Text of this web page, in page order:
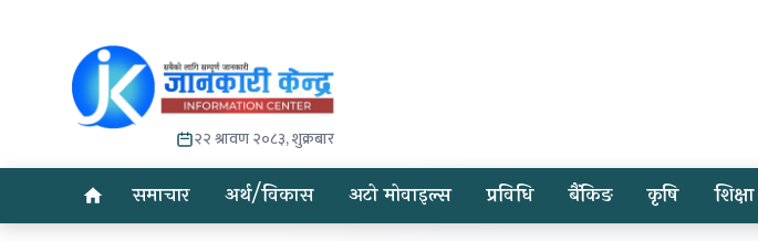
२२ श्रावण २०८३, शुक्रबार
समाचार अर्थ/विकास अटो मोवाइल्स प्रविधि बैंकिङ कृषि शिक्षा